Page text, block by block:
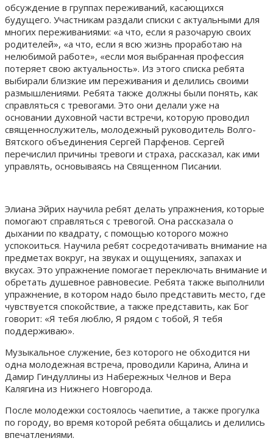
обсуждение в группах переживаний, касающихся
будущего. Участникам раздали списки с актуальными для
многих переживаниями: «а что, если я разочарую своих
родителей», «а что, если я всю жизнь проработаю на
нелюбимой работе», «если моя выбранная профессия
потеряет свою актуальность». Из этого списка ребята
выбирали близкие им переживания и делились своими
размышлениями. Ребята также должны были понять, как
справляться с тревогами. Это они делали уже на
основании духовной части встречи, которую проводил
священнослужитель, молодежный руководитель Волго-
Вятского объединения Сергей Парфенов. Сергей
перечислил причины тревоги и страха, рассказал, как ими
управлять, основываясь на Священном Писании.
Элиана Эйрих научила ребят делать упражнения, которые
помогают справляться с тревогой. Она рассказала о
дыхании по квадрату, с помощью которого можно
успокоиться. Научила ребят сосредотачивать внимание на
предметах вокруг, на звуках и ощущениях, запахах и
вкусах. Это упражнение помогает переключать внимание и
обретать душевное равновесие. Ребята также выполнили
упражнение, в котором надо было представить место, где
чувствуется спокойствие, а также представить, как Бог
говорит: «Я тебя люблю, Я рядом с тобой, Я тебя
поддерживаю».
Музыкальное служение, без которого не обходится ни
одна молодежная встреча, проводили Карина, Алина и
Дамир Гиндуллины из Набережных Челнов и Вера
Калягина из Нижнего Новгорода.
После молодежки состоялось чаепитие, а также прогулка
по городу, во время которой ребята общались и делились
впечатлениями.